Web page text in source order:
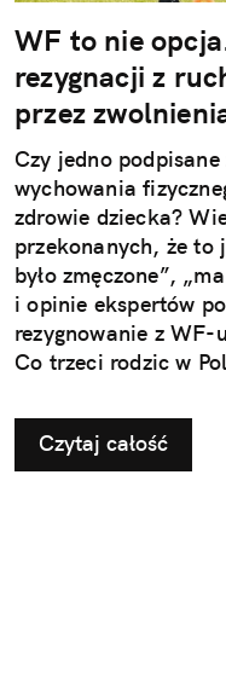
WF to nie
rezygnacji z
przez
Czy jedno
wychowania
zdrowie dziecka?
przekonanych, że to
było zmęczone”,
i opinie ekspertów
rezygnowanie z WF-
Co trzeci rodzic w
ruchowych. Ta
dłuższej
na prawidłowy
ujawniają się
Czytaj całość